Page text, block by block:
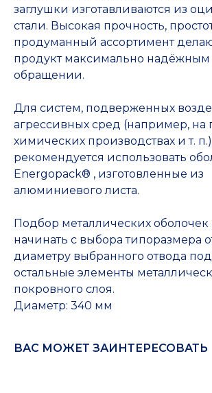
заглушки изготавливаются из
стали. Высокая прочность,
продуманный ассортимент
продукт максимально
обращении.
Для систем, подверженных
агрессивных сред (например, на
химических производствах и т.
рекомендуется использовать
Energopack® , изготовленные из
алюминиевого листа.
Подбор металлических
начинать с выбора типоразмера
диаметру выбранного отвода
остальные элементы
покровного слоя.
Диаметр: 340 мм
ВАС МОЖЕТ ЗАИНТЕРЕСОВАТЬ